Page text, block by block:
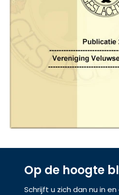
Op de hoogte
Schrijft u zich dan nu in